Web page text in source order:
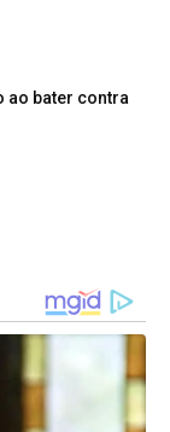
ao bater contra